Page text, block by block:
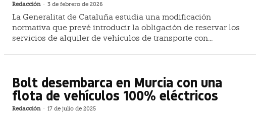
Redacción - 3 de febrero de 2026
La Generalitat de Cataluña estudia una modificación
normativa que prevé introducir la obligación de reservar los
servicios de alquiler de vehículos de transporte con...
Bolt desembarca en Murcia con una
flota de vehículos 100% eléctricos
Redacción - 17 de julio de 2025